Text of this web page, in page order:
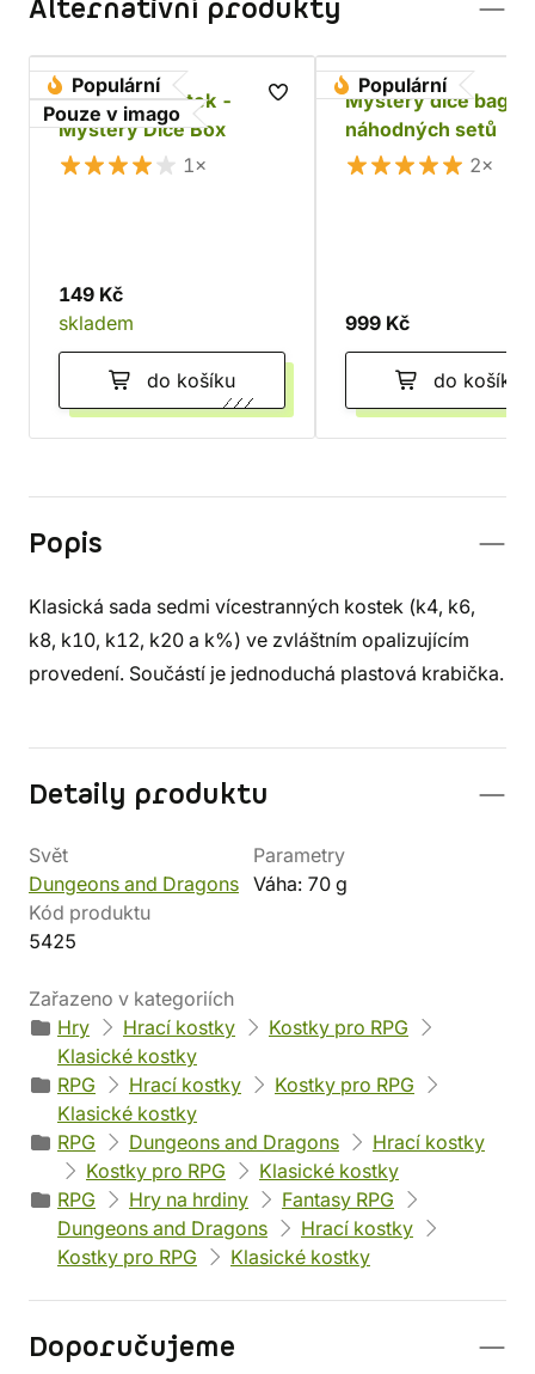
Alternativní produkty
Populární
Pouze v imago
Sada RPG kostek -
Mystery Dice Box
1×
149 Kč
skladem
do košíku
Populární
Mystery dice bag -
náhodných setů
2×
999 Kč
do košíku
Popis
Klasická sada sedmi vícestranných kostek (k4, k6,
k8, k10, k12, k20 a k%) ve zvláštním opalizujícím
provedení. Součástí je jednoduchá plastová krabička.
Detaily produktu
Svět
Dungeons and Dragons
Parametry
Váha: 70 g
Kód produktu
5425
Zařazeno v kategoriích
Hry
Hrací kostky
Kostky pro RPG
Klasické kostky
RPG
Hrací kostky
Kostky pro RPG
Klasické kostky
RPG
Dungeons and Dragons
Hrací kostky
Kostky pro RPG
Klasické kostky
RPG
Hry na hrdiny
Fantasy RPG
Dungeons and Dragons
Hrací kostky
Kostky pro RPG
Klasické kostky
Doporučujeme